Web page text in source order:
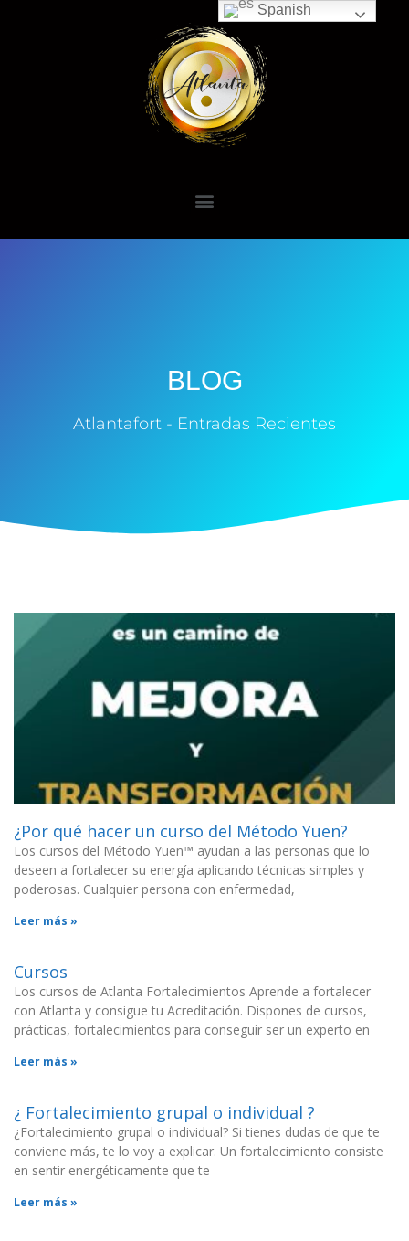
BLOG
Atlantafort - Entradas Recientes
¿Por qué hacer un curso del Método Yuen?
Los cursos del Método Yuen™ ayudan a las personas que lo
deseen a fortalecer su energía aplicando técnicas simples y
poderosas. Cualquier persona con enfermedad,
Leer más »
Cursos
Los cursos de Atlanta Fortalecimientos Aprende a fortalecer
con Atlanta y consigue tu Acreditación. Dispones de cursos,
prácticas, fortalecimientos para conseguir ser un experto en
Leer más »
¿ Fortalecimiento grupal o individual ?
¿Fortalecimiento grupal o individual? Si tienes dudas de que te
conviene más, te lo voy a explicar. Un fortalecimiento consiste
en sentir energéticamente que te
Leer más »
Spanish